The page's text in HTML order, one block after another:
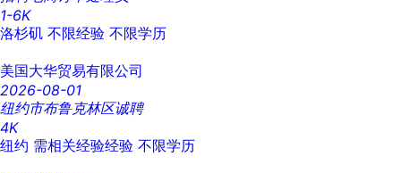
1-6K
洛杉矶 不限经验 不限学历
美国大华贸易有限公司
2026-08-01
纽约市布鲁克林区诚聘
4K
纽约 需相关经验经验 不限学历